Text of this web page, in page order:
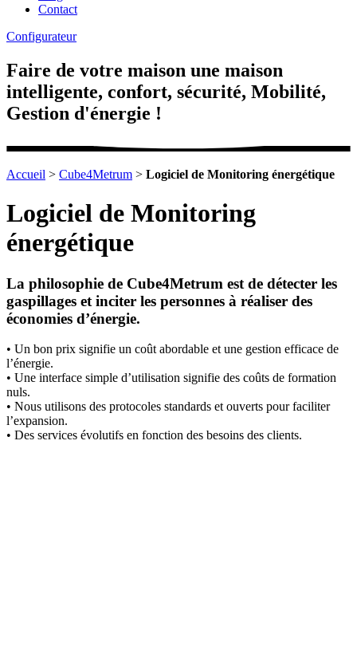
Contact
Configurateur
Faire de votre maison une maison
intelligente, confort, sécurité, Mobilité,
Gestion d'énergie !
Accueil > Cube4Metrum > Logiciel de Monitoring énergétique
Logiciel de Monitoring
énergétique
La philosophie de Cube4Metrum est de détecter les
gaspillages et inciter les personnes à réaliser des
économies d’énergie.
• Un bon prix signifie un coût abordable et une gestion efficace de
l’énergie.
• Une interface simple d’utilisation signifie des coûts de formation
nuls.
• Nous utilisons des protocoles standards et ouverts pour faciliter
l’expansion.
• Des services évolutifs en fonction des besoins des clients.